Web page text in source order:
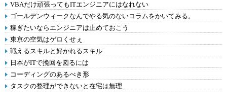
VBAだけ頑張ってもITエンジニアにはなれない
ゴールデンウィークなんでやる気のないコラムをかいてみる。
稼ぎたいならエンジニアは止めておこう
東京の空気はゲロくせぇ
戦えるスキルと好かれるスキル
日本がITで挽回を図るには
コーディングのあるべき形
タスクの整理ができないと在宅は無理